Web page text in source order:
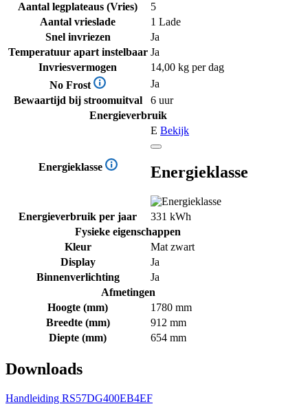
Aantal legplateaus (Vries)
5
Aantal vrieslade
1 Lade
Snel invriezen
Ja
Temperatuur apart instelbaar Ja
Invriesvermogen
14,00 kg per dag
No Frost
Ja
Bewaartijd bij stroomuitval
6 uur
Energieverbruik
Energieklasse
E Bekijk
Energieklasse
Energieverbruik per jaar
331 kWh
Fysieke eigenschappen
Kleur
Mat zwart
Display
Ja
Binnenverlichting
Ja
Afmetingen
Hoogte (mm)
1780 mm
Breedte (mm)
912 mm
Diepte (mm)
654 mm
Downloads
Handleiding RS57DG400EB4EF